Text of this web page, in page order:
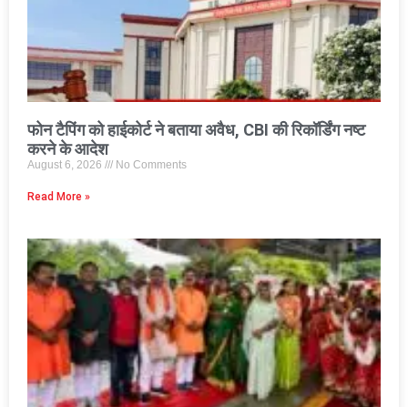
फोन टैपिंग को हाईकोर्ट ने बताया अवैध, CBI की रिकॉर्डिंग नष्ट
करने के आदेश
August 6, 2026 No Comments
Read More »